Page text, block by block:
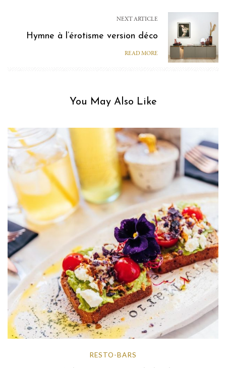
NEXT ARTICLE
Hymne à l’érotisme version déco
READ MORE
You May Also Like
RESTO-BARS